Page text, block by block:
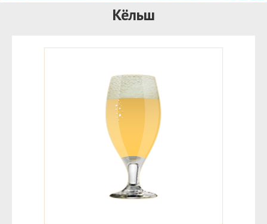
Кёльш